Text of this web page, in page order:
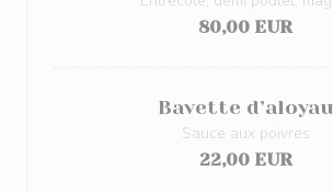
80,00 EUR
Bavette d’aloyau
Sauce aux poivres
22,00 EUR